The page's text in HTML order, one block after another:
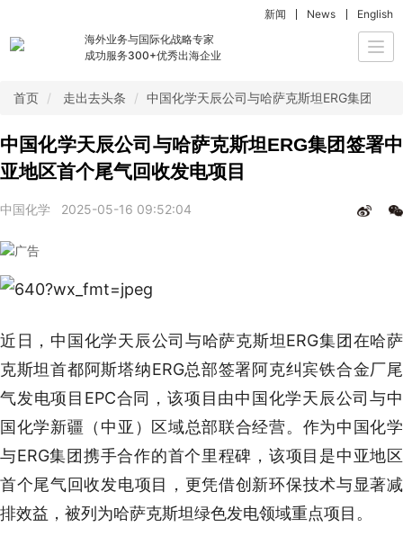
海外业务与国际化战略专家
成功服务300+优秀出海企业
新闻 News English
首页 走出去头条 中国化学天辰公司与哈萨克斯坦ERG集团签
中国化学天辰公司与哈萨克斯坦ERG集团签署中
亚地区首个尾气回收发电项目
中国化学 2025-05-16 09:52:04
近日，中国化学天辰公司与哈萨克斯坦ERG集团在哈萨
克斯坦首都阿斯塔纳ERG总部签署阿克纠宾铁合金厂尾
气发电项目EPC合同，该项目由中国化学天辰公司与中
国化学新疆（中亚）区域总部联合经营。作为中国化学
与ERG集团携手合作的首个里程碑，该项目是中亚地区
首个尾气回收发电项目，更凭借创新环保技术与显著减
排效益，被列为哈萨克斯坦绿色发电领域重点项目。